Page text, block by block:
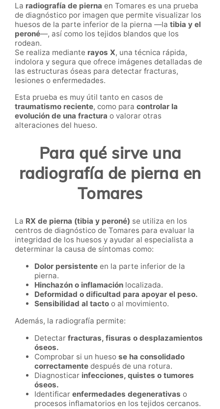
La radiografía de pierna en Tomares es una prueba
de diagnóstico por imagen que permite visualizar los
huesos de la parte inferior de la pierna —la tibia y el
peroné—, así como los tejidos blandos que los
rodean.
Se realiza mediante rayos X, una técnica rápida,
indolora y segura que ofrece imágenes detalladas de
las estructuras óseas para detectar fracturas,
lesiones o enfermedades.
Esta prueba es muy útil tanto en casos de
traumatismo reciente, como para controlar la
evolución de una fractura o valorar otras
alteraciones del hueso.
Para qué sirve una
radiografía de pierna en
Tomares
La RX de pierna (tibia y peroné) se utiliza en los
centros de diagnóstico de Tomares para evaluar la
integridad de los huesos y ayudar al especialista a
determinar la causa de síntomas como:
Dolor persistente en la parte inferior de la
pierna.
Hinchazón o inflamación localizada.
Deformidad o dificultad para apoyar el peso.
Sensibilidad al tacto o al movimiento.
Además, la radiografía permite:
Detectar fracturas, fisuras o desplazamientos
óseos.
Comprobar si un hueso se ha consolidado
correctamente después de una rotura.
Diagnosticar infecciones, quistes o tumores
óseos.
Identificar enfermedades degenerativas o
procesos inflamatorios en los tejidos cercanos.